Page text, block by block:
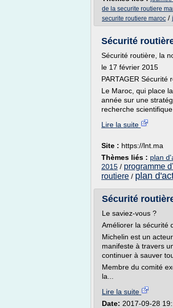
de la securite routiere
securite routiere maroc /
Sécurité
Sécurité routière, la
le 17 février 2015
PARTAGER Sécurité
Le Maroc, qui place
année sur une
recherche
Lire la suite
Site : https://lnt.ma
Thèmes liés : plan
2015 / programme
routiere / plan
Sécurité
Le saviez-vous ?
Améliorer la sécurité
Michelin est un
manifeste à travers
continuer à sauver
Membre du comité
la...
Lire la suite
Date: 2017-09-28